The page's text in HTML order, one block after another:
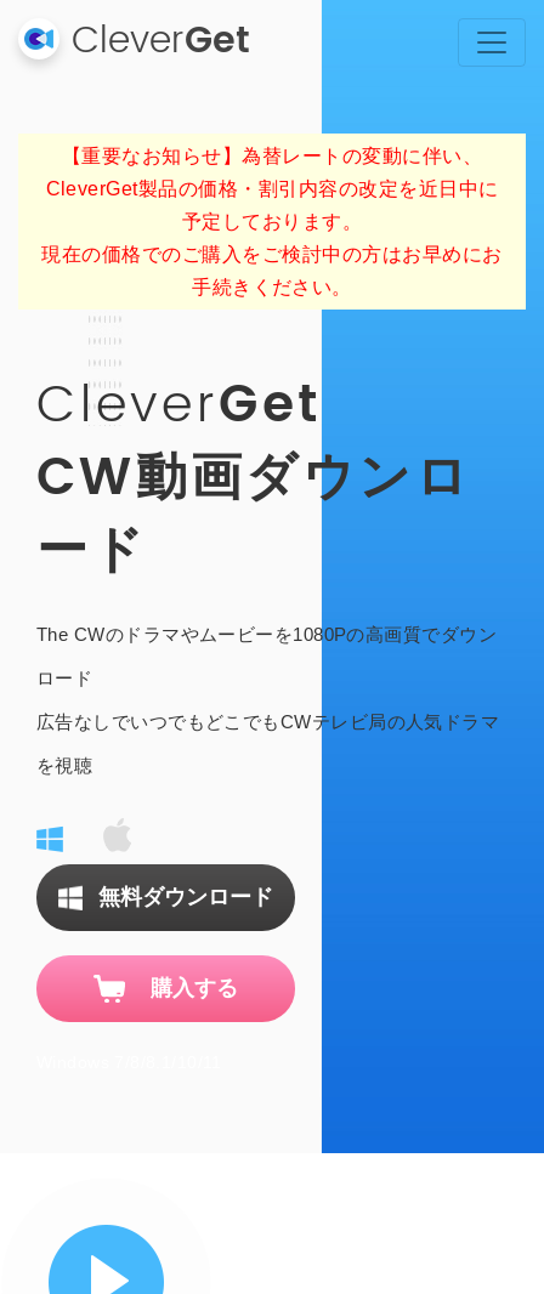
CleverGet
【重要なお知らせ】為替レートの変動に伴い、
CleverGet製品の価格・割引内容の改定を近日中に
予定しております。
現在の価格でのご購入をご検討中の方はお早めにお
手続きください。
CleverGet
CW動画ダウンロ
ード
The CWのドラマやムービーを1080Pの高画質でダウン
ロード
広告なしでいつでもどこでもCWテレビ局の人気ドラマ
を視聴
無料ダウンロード
購入する